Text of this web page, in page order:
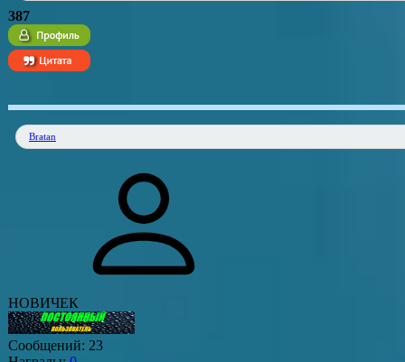
387
Bratan
НОВИЧЕК
Сообщений: 23